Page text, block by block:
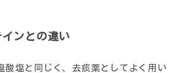
ンとの違い
酸塩と同じく、去痰薬としてよく用い